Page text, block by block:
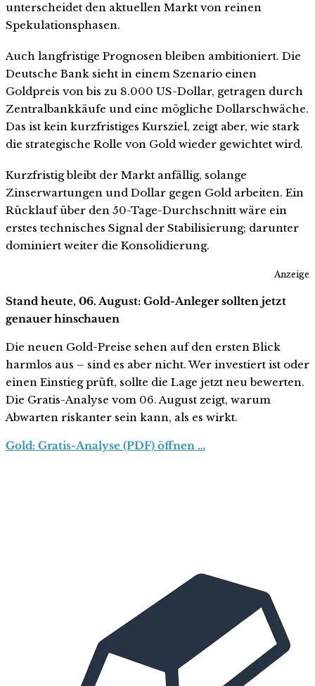
unterscheidet den aktuellen Markt von reinen
Spekulationsphasen.
Auch langfristige Prognosen bleiben ambitioniert. Die
Deutsche Bank sieht in einem Szenario einen
Goldpreis von bis zu 8.000 US-Dollar, getragen durch
Zentralbankkäufe und eine mögliche Dollarschwäche.
Das ist kein kurzfristiges Kursziel, zeigt aber, wie stark
die strategische Rolle von Gold wieder gewichtet wird.
Kurzfristig bleibt der Markt anfällig, solange
Zinserwartungen und Dollar gegen Gold arbeiten. Ein
Rücklauf über den 50-Tage-Durchschnitt wäre ein
erstes technisches Signal der Stabilisierung; darunter
dominiert weiter die Konsolidierung.
Anzeige
Stand heute, 06. August: Gold-Anleger sollten jetzt
genauer hinschauen
Die neuen Gold-Preise sehen auf den ersten Blick
harmlos aus – sind es aber nicht. Wer investiert ist oder
einen Einstieg prüft, sollte die Lage jetzt neu bewerten.
Die Gratis-Analyse vom 06. August zeigt, warum
Abwarten riskanter sein kann, als es wirkt.
Gold: Gratis-Analyse (PDF) öffnen …